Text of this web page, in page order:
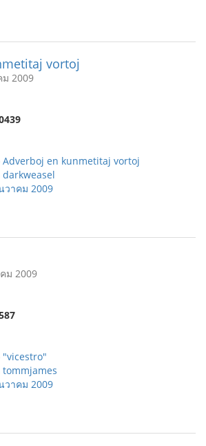
vortoj
2009
Adverboj en kunmetitaj vortoj
darkweasel
วาคม 2009
ม 2009
"vicestro"
tommjames
วาคม 2009